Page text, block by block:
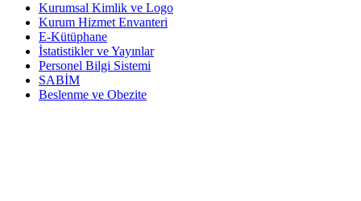
Kurumsal Kimlik ve Logo
Kurum Hizmet Envanteri
E-Kütüphane
İstatistikler ve Yayınlar
Personel Bilgi Sistemi
SABİM
Beslenme ve Obezite